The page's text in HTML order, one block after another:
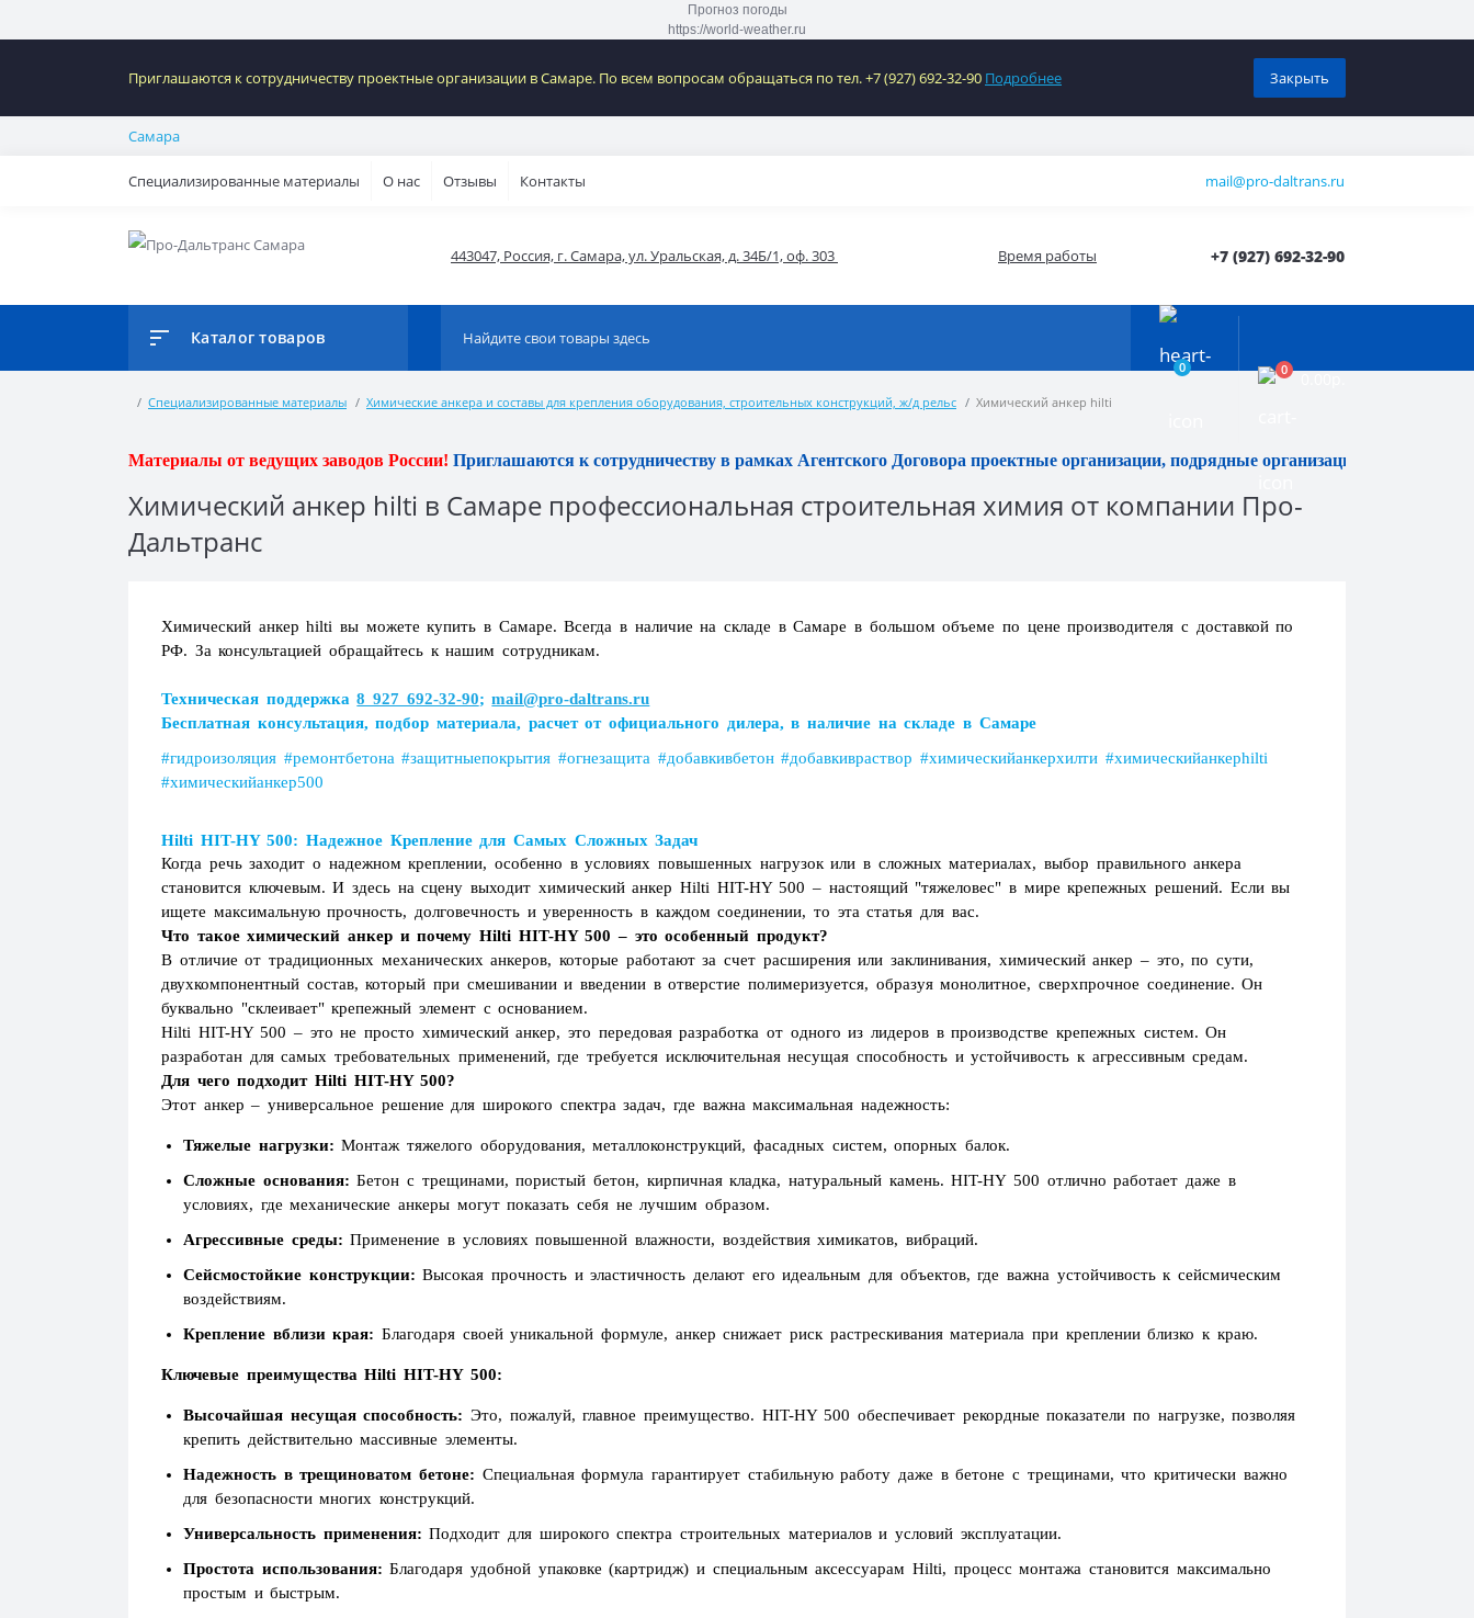
Прогноз погоды
https://world-weather.ru
Приглашаются к сотрудничеству проектные организации в Самаре. По всем вопросам обращаться по тел. +7 (927) 692-32-90 Подробнее Закрыть
Самара
Специализированные материалы О нас Отзывы Контакты mail@pro-daltrans.ru
443047, Россия, г. Самара, ул. Уральская, д. 34Б/1, оф. 303 Время работы +7 (927) 692-32-90
Каталог товаров
0 0
Специализированные материалы Химические анкера и составы для крепления оборудования, строительных конструкций, ж/д рельс Химический анкер hilti
Материалы от ведущих заводов России! Приглашаются к сотрудничеству в рамках Агентского Договора проектные организации, подрядные организации и
Химический анкер hilti в Самаре профессиональная строительная химия от компании Про-
Дальтранс
Химический анкер hilti вы можете купить в Самаре. Всегда в наличие на складе в Самаре в большом объеме по цене производителя с доставкой по
РФ. За консультацией обращайтесь к нашим сотрудникам.
Загрузка...
Техническая поддержка8 927 692-32-90;mail@pro-daltrans.ru
Загрузка...
Бесплатная консультация, подбор материала, расчет от официального дилера, в наличие на складе в Самаре
#гидроизоляция #ремонтбетона #защитныепокрытия #огнезащита #добавкивбетон #добавкивраствор #химическийанкерхилти #химическийанкерhilti
#химическийанкер500
Hilti HIT-HY 500: Надежное Крепление для Самых Сложных Задач
Когда речь заходит о надежном креплении, особенно в условиях повышенных нагрузок или в сложных материалах, выбор правильного анкера
становится ключевым. И здесь на сцену выходит химический анкер Hilti HIT-HY 500 – настоящий "тяжеловес" в мире крепежных решений. Если вы
ищете максимальную прочность, долговечность и уверенность в каждом соединении, то эта статья для вас.
Что такое химический анкер и почему Hilti HIT-HY 500 – это особенный продукт?
В отличие от традиционных механических анкеров, которые работают за счет расширения или заклинивания, химический анкер – это, по сути,
двухкомпонентный состав, который при смешивании и введении в отверстие полимеризуется, образуя монолитное, сверхпрочное соединение. Он
буквально "склеивает" крепежный элемент с основанием.
Hilti HIT-HY 500 – это не просто химический анкер, это передовая разработка от одного из лидеров в производстве крепежных систем. Он
разработан для самых требовательных применений, где требуется исключительная несущая способность и устойчивость к агрессивным средам.
Для чего подходит Hilti HIT-HY 500?
Этот анкер – универсальное решение для широкого спектра задач, где важна максимальная надежность:
Тяжелые нагрузки: Монтаж тяжелого оборудования, металлоконструкций, фасадных систем, опорных балок.
Сложные основания: Бетон с трещинами, пористый бетон, кирпичная кладка, натуральный камень. HIT-HY 500 отлично работает даже в
условиях, где механические анкеры могут показать себя не лучшим образом.
Агрессивные среды: Применение в условиях повышенной влажности, воздействия химикатов, вибраций.
Сейсмостойкие конструкции: Высокая прочность и эластичность делают его идеальным для объектов, где важна устойчивость к сейсмическим
воздействиям.
Крепление вблизи края: Благодаря своей уникальной формуле, анкер снижает риск растрескивания материала при креплении близко к краю.
Ключевые преимущества Hilti HIT-HY 500:
Высочайшая несущая способность: Это, пожалуй, главное преимущество. HIT-HY 500 обеспечивает рекордные показатели по нагрузке, позволяя
крепить действительно массивные элементы.
Надежность в трещиноватом бетоне: Специальная формула гарантирует стабильную работу даже в бетоне с трещинами, что критически важно
для безопасности многих конструкций.
Универсальность применения: Подходит для широкого спектра строительных материалов и условий эксплуатации.
Простота использования: Благодаря удобной упаковке (картридж) и специальным аксессуарам Hilti, процесс монтажа становится максимально
простым и быстрым.